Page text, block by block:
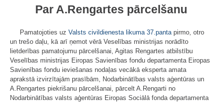
Par A.Rengartes pārcelšanu
Pamatojoties uz Valsts civildienesta likuma 37.pantapirmo, otro
un trešo daļu, kā arī ņemot vērā Veselības ministrijas norādīto
lietderības pamatojumu pārcelšanai, Agitas Rengartes atbilstību
Veselības ministrijas Eiropas Savienības fondu departamenta Eiropas
Savienības fondu ieviešanas nodaļas vecākā eksperta amata
aprakstā izvirzītajām prasībām, Nodarbinātības valsts aģentūras un
A.Rengartes piekrišanu pārcelšanai, pārcelt A.Rengarti no
Nodarbinātības valsts aģentūras Eiropas Sociālā fonda departamenta